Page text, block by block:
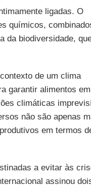
ligadas. O
químicos,
da biodiversidade,
de um clima
garantir alimentos em
climáticas
não são apenas
em termos
a evitar às
assinou